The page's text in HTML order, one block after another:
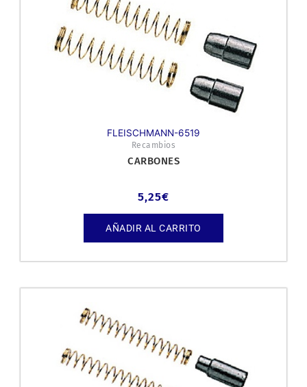
FLEISCHMANN-6519
Recambios
CARBONES
5,25€
AÑADIR AL CARRITO